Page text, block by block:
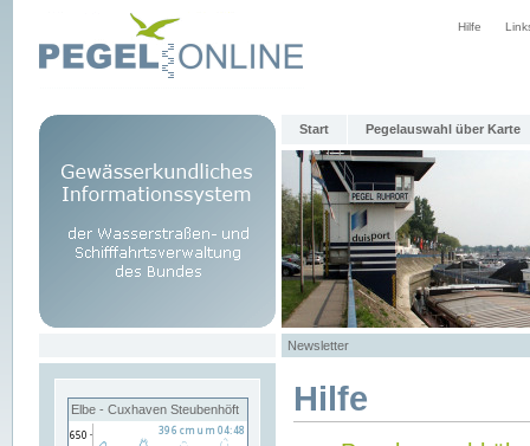
Hilfe
Start Pegelauswahl über Karte
Newsletter
Elbe - Cuxhaven Steubenhöft Hilfe